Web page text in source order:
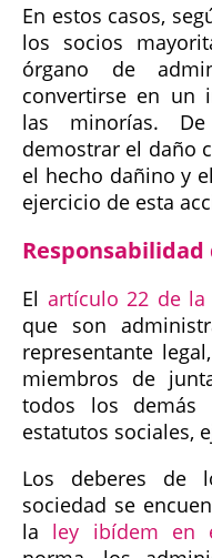
En estos casos,
los socios
órgano de
convertirse en un
las minorías.
demostrar el daño
el hecho dañino y
ejercicio de esta
El artículo 22 de la
que son
representante
miembros de
todos los demás
estatutos sociales,
Los deberes de
sociedad se
la ley ibídem en